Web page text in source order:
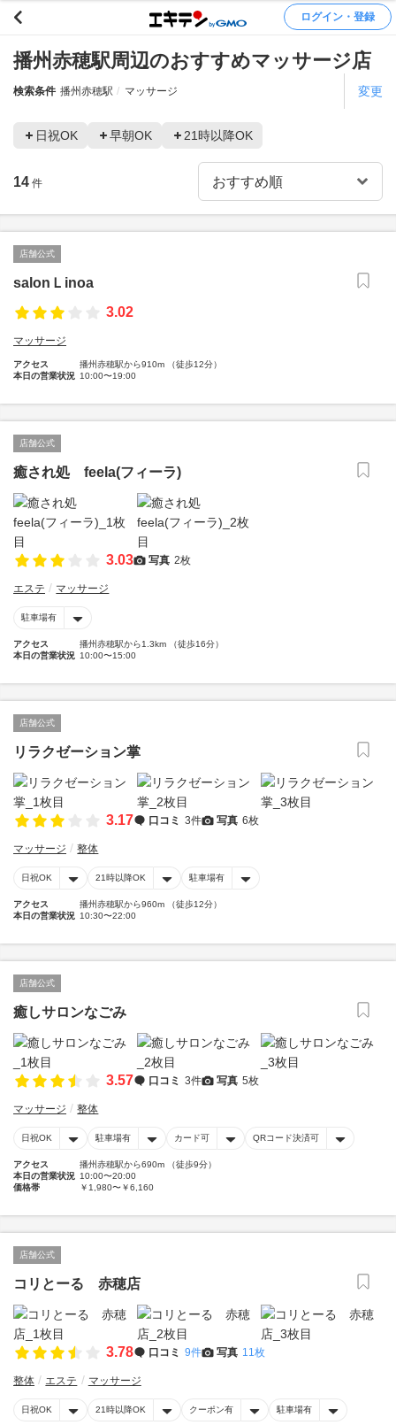
ログイン・登録
播州赤穂駅周辺のおすすめマッサージ店
検索条件 播州赤穂駅 マッサージ 変更
日祝OK 早朝OK 21時以降OK
14 件
店舗公式
salonＬinoa
3.02
マッサージ
アクセス
播州赤穂駅から910m （徒歩12分）
本日の営業状況 10:00〜19:00
店舗公式
癒され処 feela(フィーラ)
3.03 写真 2枚
エステ マッサージ
駐車場有
アクセス
播州赤穂駅から1.3km （徒歩16分）
本日の営業状況 10:00〜15:00
店舗公式
リラクゼーション掌
3.17 口コミ 3件 写真 6枚
マッサージ 整体
日祝OK 21時以降OK 駐車場有
アクセス
播州赤穂駅から960m （徒歩12分）
本日の営業状況 10:30〜22:00
店舗公式
癒しサロンなごみ
3.57 口コミ 3件 写真 5枚
マッサージ 整体
日祝OK 駐車場有 カード可 QRコード決済可
アクセス
播州赤穂駅から690m （徒歩9分）
本日の営業状況 10:00〜20:00
価格帯
￥1,980〜￥6,160
店舗公式
コリとーる 赤穂店
3.78 口コミ 9件 写真 11枚
整体 エステ マッサージ
日祝OK 21時以降OK クーポン有 駐車場有